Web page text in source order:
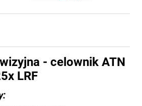
- celownik ATN
LRF